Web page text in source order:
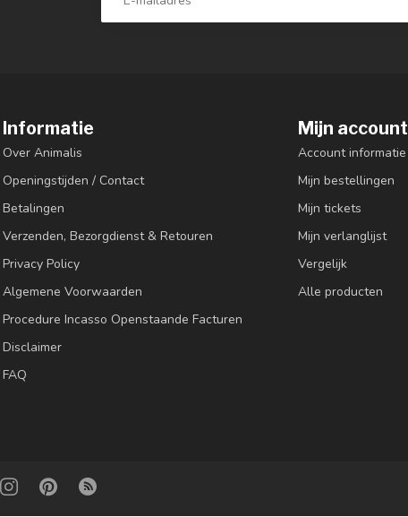
Informatie
Over Animalis
Openingstijden / Contact
Betalingen
Verzenden, Bezorgdienst & Retouren
Privacy Policy
Algemene Voorwaarden
Procedure Incasso Openstaande Facturen
Disclaimer
FAQ
Mijn account
Account informatie
Mijn bestellingen
Mijn tickets
Mijn verlanglijst
Vergelijk
Alle producten